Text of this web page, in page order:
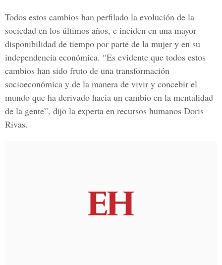
Todos estos cambios han perfilado la evolución de la
sociedad en los últimos años, e inciden en una mayor
disponibilidad de tiempo por parte de la mujer y en su
independencia económica. “Es evidente que todos estos
cambios han sido fruto de una transformación
socioeconómica y de la manera de vivir y concebir el
mundo que ha derivado hacia un cambio en la mentalidad
de la gente”, dijo la experta en recursos humanos Doris
Rivas.